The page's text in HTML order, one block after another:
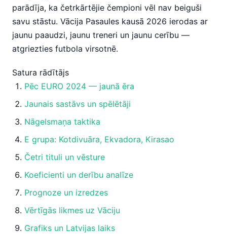
parādīja, ka četrkārtējie čempioni vēl nav beiguši
savu stāstu. Vācija Pasaules kausā 2026 ierodas ar
jaunu paaudzi, jaunu treneri un jaunu cerību —
atgriezties futbola virsotnē.
Satura rādītājs
Pēc EURO 2024 — jaunā ēra
Jaunais sastāvs un spēlētāji
Nāgelsmaņa taktika
E grupa: Kotdivuāra, Ekvadora, Kirasao
Četri tituli un vēsture
Koeficienti un derību analīze
Prognoze un izredzes
Vērtīgās likmes uz Vāciju
Grafiks un Latvijas laiks